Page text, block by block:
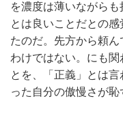
を濃度は薄いながら
とは良いことだとの
たのだ。先方から頼
わけではない。にも
とを、「正義」とは
った自分の傲慢さが恥